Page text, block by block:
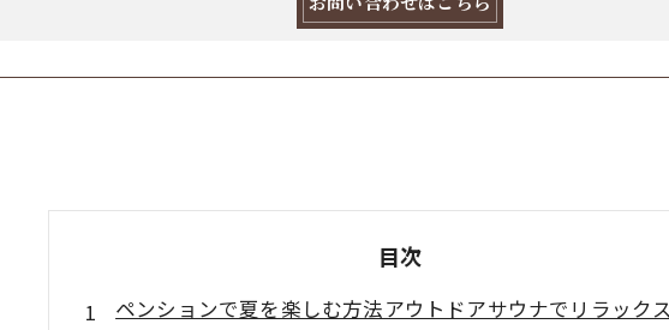
目次
ペンションで夏を楽しむ方法アウトドアサウナでリラック